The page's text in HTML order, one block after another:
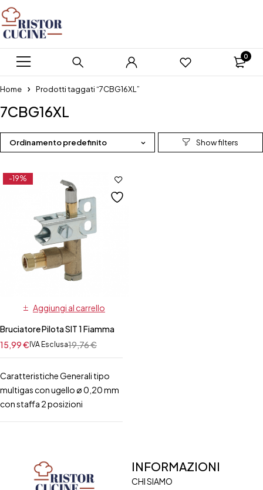
0
Home Prodotti taggati “7CBG16XL”
7CBG16XL
Ordinamento predefinito
-19%
Aggiungi al carrello
Bruciatore Pilota SIT 1 Fiamma
19,76€
15,99€ IVA Esclusa
Caratteristiche Generali tipo
multigas con ugello ø 0,20 mm
con staffa 2 posizioni
INFORMAZIONI
CHI SIAMO